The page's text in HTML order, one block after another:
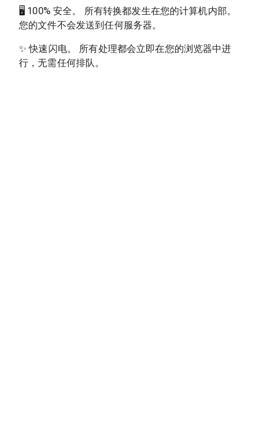
🖥 100% 安全。 所有转换都发生在您的计算机内部。
您的文件不会发送到任何服务器。
✨快速闪电。 所有处理都会立即在您的浏览器中进
行，无需任何排队。